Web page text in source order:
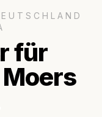
für